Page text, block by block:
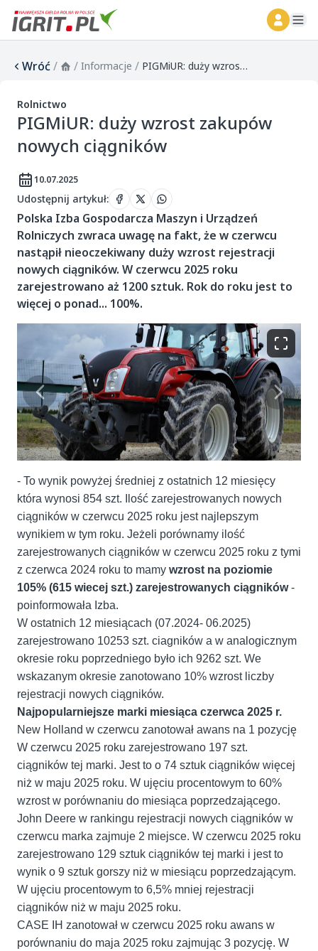
Wróć/ / Informacje / PIGMiUR: duży wzrost zakupów nowych ciągników
Rolnictwo
PIGMiUR: duży wzrost zakupów
nowych ciągników
10.07.2025
Udostępnij artykuł:
Polska Izba Gospodarcza Maszyn i Urządzeń
Rolniczych zwraca uwagę na fakt, że w czerwcu
nastąpił nieoczekiwany duży wzrost rejestracji
nowych ciągników. W czerwcu 2025 roku
zarejestrowano aż 1200 sztuk. Rok do roku jest to
więcej o ponad... 100%.
- To wynik powyżej średniej z ostatnich 12 miesięcy
która wynosi 854 szt. Ilość zarejestrowanych nowych
ciągników w czerwcu 2025 roku jest najlepszym
wynikiem w tym roku. Jeżeli porównamy ilość
zarejestrowanych ciągników w czerwcu 2025 roku z tymi
z czerwca 2024 roku to mamy wzrost na poziomie
105% (615 wiecej szt.) zarejestrowanych ciągników-
poinformowała Izba.
W ostatnich 12 miesiącach (07.2024- 06.2025)
zarejestrowano 10253 szt. ciagników a w analogicznym
okresie roku poprzedniego było ich 9262 szt. We
wskazanym okresie zanotowano 10% wzrost liczby
rejestracji nowych ciągników.
Najpopularniejsze marki miesiąca czerwca 2025 r.
New Holland w czerwcu zanotował awans na 1 pozycję
W czerwcu 2025 roku zarejestrowano 197 szt.
ciągników tej marki. Jest to o 74 sztuk ciągników więcej
niż w maju 2025 roku. W ujęciu procentowym to 60%
wzrost w porównaniu do miesiąca poprzedzającego.
John Deere w rankingu rejestracji nowych ciągników w
czerwcu marka zajmuje 2 miejsce. W czerwcu 2025 roku
zarejestrowano 129 sztuk ciągników tej marki i jest to
wynik o 9 sztuk gorszy niż w miesiącu poprzedzającym.
W ujęciu procentowym to 6,5% mniej rejestracji
ciągników niż w maju 2025 roku.
CASE IH zanotował w czerwcu 2025 roku awans w
porównaniu do maja 2025 roku zajmując 3 pozycję. W